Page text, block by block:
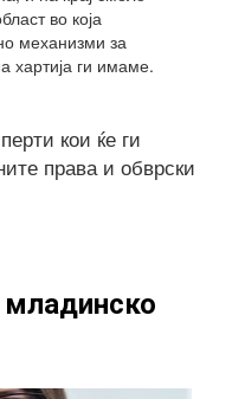
во која
механизми за
хартија ги имаме.
кои ќе ги
права и обврски